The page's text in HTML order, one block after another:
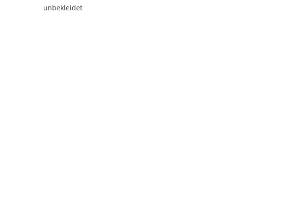
unbekleidet